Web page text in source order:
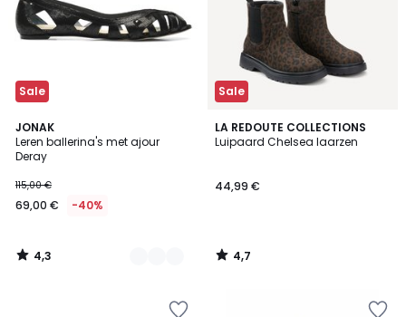
Sale
JONAK
Leren ballerina's met ajour
Deray
115,00 €
69,00 € -40%
4,3
/ 5
2
Kleuren
4,3
/
Sale
LA REDOUTE COLLECTIONS
Luipaard Chelsea laarzen
44,99 €
4,7
/ 5
4,7
/